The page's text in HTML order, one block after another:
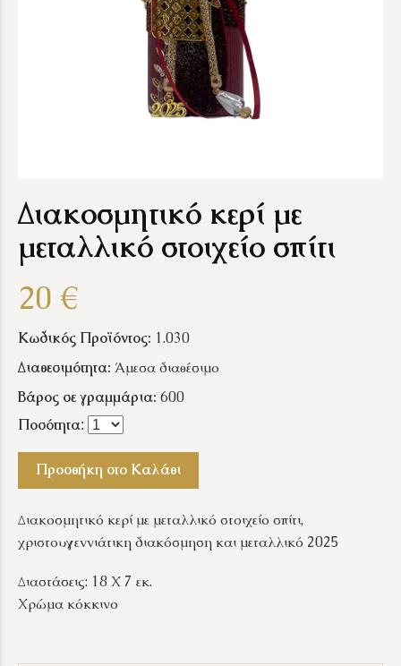
Διακοσμητικό κερί με
μεταλλικό στοιχείο σπίτι
20 €
Κωδικός Προϊόντος: 1.030
Διαθεσιμότητα: Άμεσα διαθέσιμο
Βάρος σε γραμμάρια: 600
Ποσότητα:
Προσθήκη στο Καλάθι
Διακοσμητικό κερί με μεταλλικό στοιχείο σπίτι,
χριστουγεννιάτικη διακόσμηση και μεταλλικό 2025
Διαστάσεις: 18 Χ 7 εκ.
Χρώμα κόκκινο